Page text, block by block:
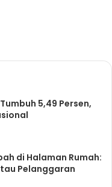
5,49 Persen,
di Halaman Rumah:
Pelanggaran